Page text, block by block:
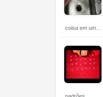
coisa em um…